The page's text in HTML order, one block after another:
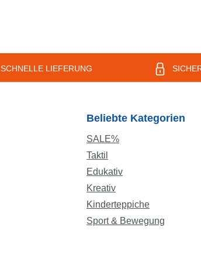
SCHNELLE LIEFERUNG
Beliebte Kategorien
SALE%
Taktil
Edukativ
Kreativ
Kinderteppiche
Sport & Bewegung